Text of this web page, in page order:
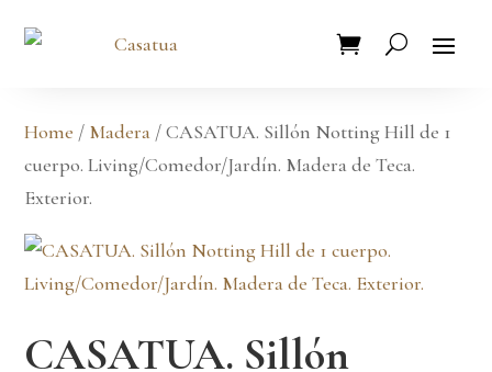
Home / Madera / CASATUA. Sillón Notting Hill de 1
cuerpo. Living/Comedor/Jardín. Madera de Teca.
Exterior.
CASATUA. Sillón